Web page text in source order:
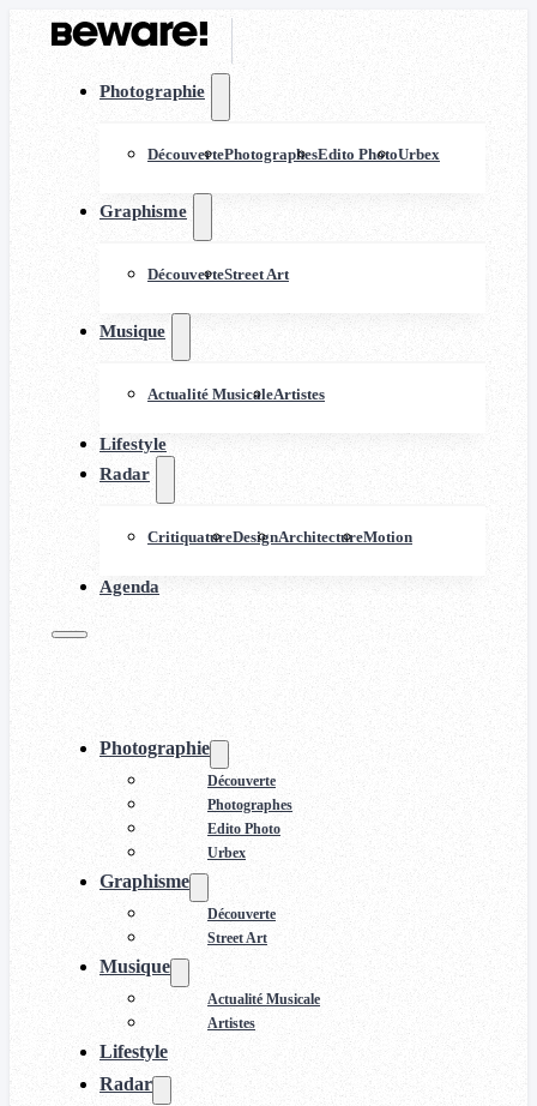
Photographie
DécouvertePhotographesEdito PhotoUrbex
Graphisme
DécouverteStreet Art
Musique
Actualité MusicaleArtistes
Lifestyle
Radar
CritiquatureDesignArchitectureMotion
Agenda
Photographie
Découverte
Photographes
Edito Photo
Urbex
Graphisme
Découverte
Street Art
Musique
Actualité Musicale
Artistes
Lifestyle
Radar